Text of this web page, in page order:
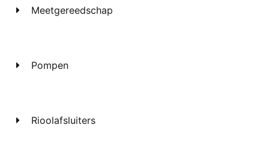
Meetgereedschap
Pompen
Rioolafsluiters